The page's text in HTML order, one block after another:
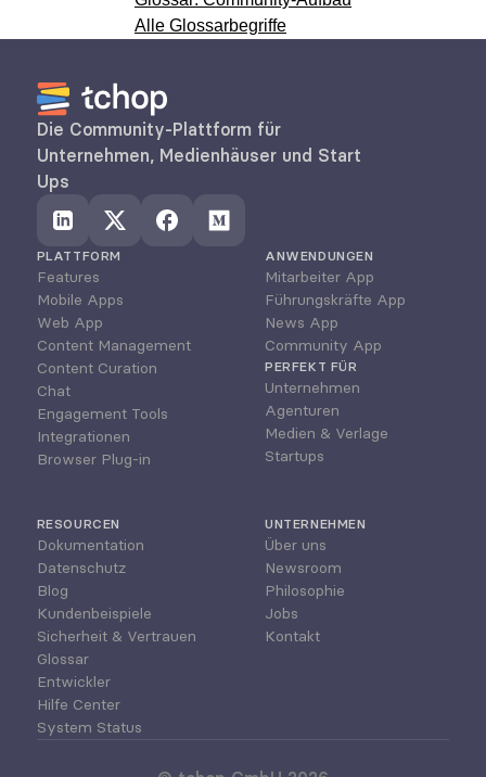
Alle Glossarbegriffe
Die Community-Plattform für
Unternehmen, Medienhäuser und Start
Ups
PLATTFORM
Features
Mobile Apps
Web App
Content Management
Content Curation
Chat
Engagement Tools
Integrationen
Browser Plug-in
ANWENDUNGEN
Mitarbeiter App
Führungskräfte App
News App
Community App
PERFEKT FÜR
Unternehmen
Agenturen
Medien & Verlage
Startups
RESOURCEN
Dokumentation
Datenschutz
Blog
Kundenbeispiele
Sicherheit & Vertrauen
Glossar
Entwickler
Hilfe Center
System Status
UNTERNEHMEN
Über uns
Newsroom
Philosophie
Jobs
Kontakt